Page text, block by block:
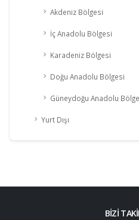
Akdeniz Bölgesi
İç Anadolu Bölgesi
Karadeniz Bölgesi
Doğu Anadolu Bölgesi
Güneydoğu Anadolu
Yurt Dışı
BİZİ